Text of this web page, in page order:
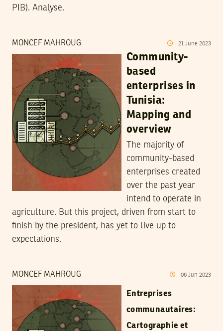
PIB). Analyse.
MONCEF MAHROUG 21 June 2023
Community-
based
enterprises in
Tunisia:
Mapping and
overview
The majority of
community-based
enterprises created
over the past year
intend to operate in
agriculture. But this project, driven from start to
finish by the president, has yet to live up to
expectations.
MONCEF MAHROUG 06 Jun 2023
Entreprises
communautaires:
Cartographie et